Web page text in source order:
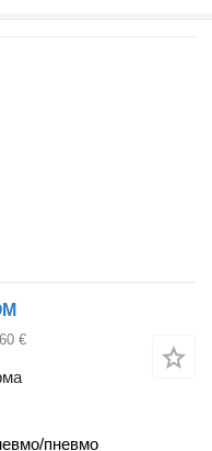
€
пневмо